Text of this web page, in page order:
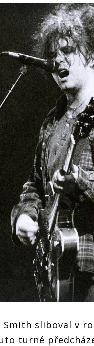
Smith sliboval v
turné